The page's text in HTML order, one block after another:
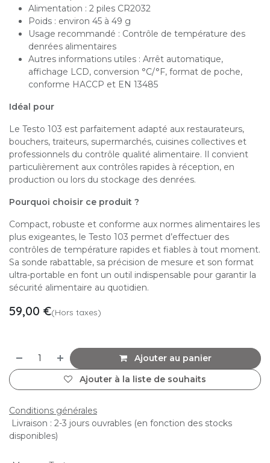
Alimentation : 2 piles CR2032
Poids : environ 45 à 49 g
Usage recommandé : Contrôle de température des
denrées alimentaires
Autres informations utiles : Arrêt automatique,
affichage LCD, conversion °C/°F, format de poche,
conforme HACCP et EN 13485
Idéal pour
Le Testo 103 est parfaitement adapté aux restaurateurs,
bouchers, traiteurs, supermarchés, cuisines collectives et
professionnels du contrôle qualité alimentaire. Il convient
particulièrement aux contrôles rapides à réception, en
production ou lors du stockage des denrées.
Pourquoi choisir ce produit ?
Compact, robuste et conforme aux normes alimentaires les
plus exigeantes, le Testo 103 permet d’effectuer des
contrôles de température rapides et fiables à tout moment.
Sa sonde rabattable, sa précision de mesure et son format
ultra-portable en font un outil indispensable pour garantir la
sécurité alimentaire au quotidien.
59,00 €(Hors taxes)
Ajouter au panier
Ajouter à la liste de souhaits
Conditions générales
Livraison : 2-3 jours ouvrables (en fonction des stocks
disponibles)